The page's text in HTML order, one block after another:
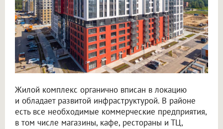
Жилой комплекс органично вписан в локацию
и обладает развитой инфраструктурой. В районе
есть все необходимые коммерческие предприятия,
в том числе магазины, кафе, рестораны и ТЦ,